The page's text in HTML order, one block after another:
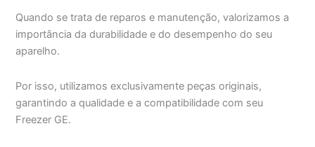
Quando se trata de reparos e manutenção, valorizamos a
importância da durabilidade e do desempenho do seu
aparelho.
Por isso, utilizamos exclusivamente peças originais,
garantindo a qualidade e a compatibilidade com seu
Freezer GE.